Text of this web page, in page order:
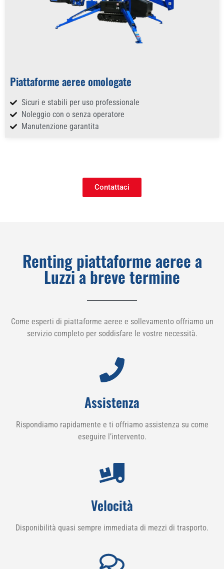
Piattaforme aeree omologate
Sicuri e stabili per uso professionale
Noleggio con o senza operatore
Manutenzione garantita
Contattaci
Renting piattaforme aeree a
Luzzi a breve termine
Come esperti di piattaforme aeree e sollevamento offriamo un
servizio completo per soddisfare le vostre necessità.
Assistenza
Rispondiamo rapidamente e ti offriamo assistenza su come
eseguire l’intervento.
Velocità
Disponibilità quasi sempre immediata di mezzi di trasporto.